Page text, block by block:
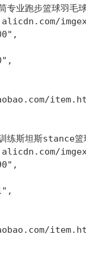
业跑步篮球羽毛
斯坦斯stance篮